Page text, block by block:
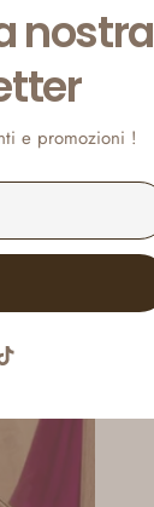
nostra
e promozioni !